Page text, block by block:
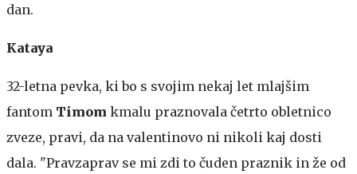
dan.
Kataya
32-letna pevka, ki bo s svojim nekaj let mlajšim
fantom Timom kmalu praznovala četrto obletnico
zveze, pravi, da na valentinovo ni nikoli kaj dosti
dala. "Pravzaprav se mi zdi to čuden praznik in že od